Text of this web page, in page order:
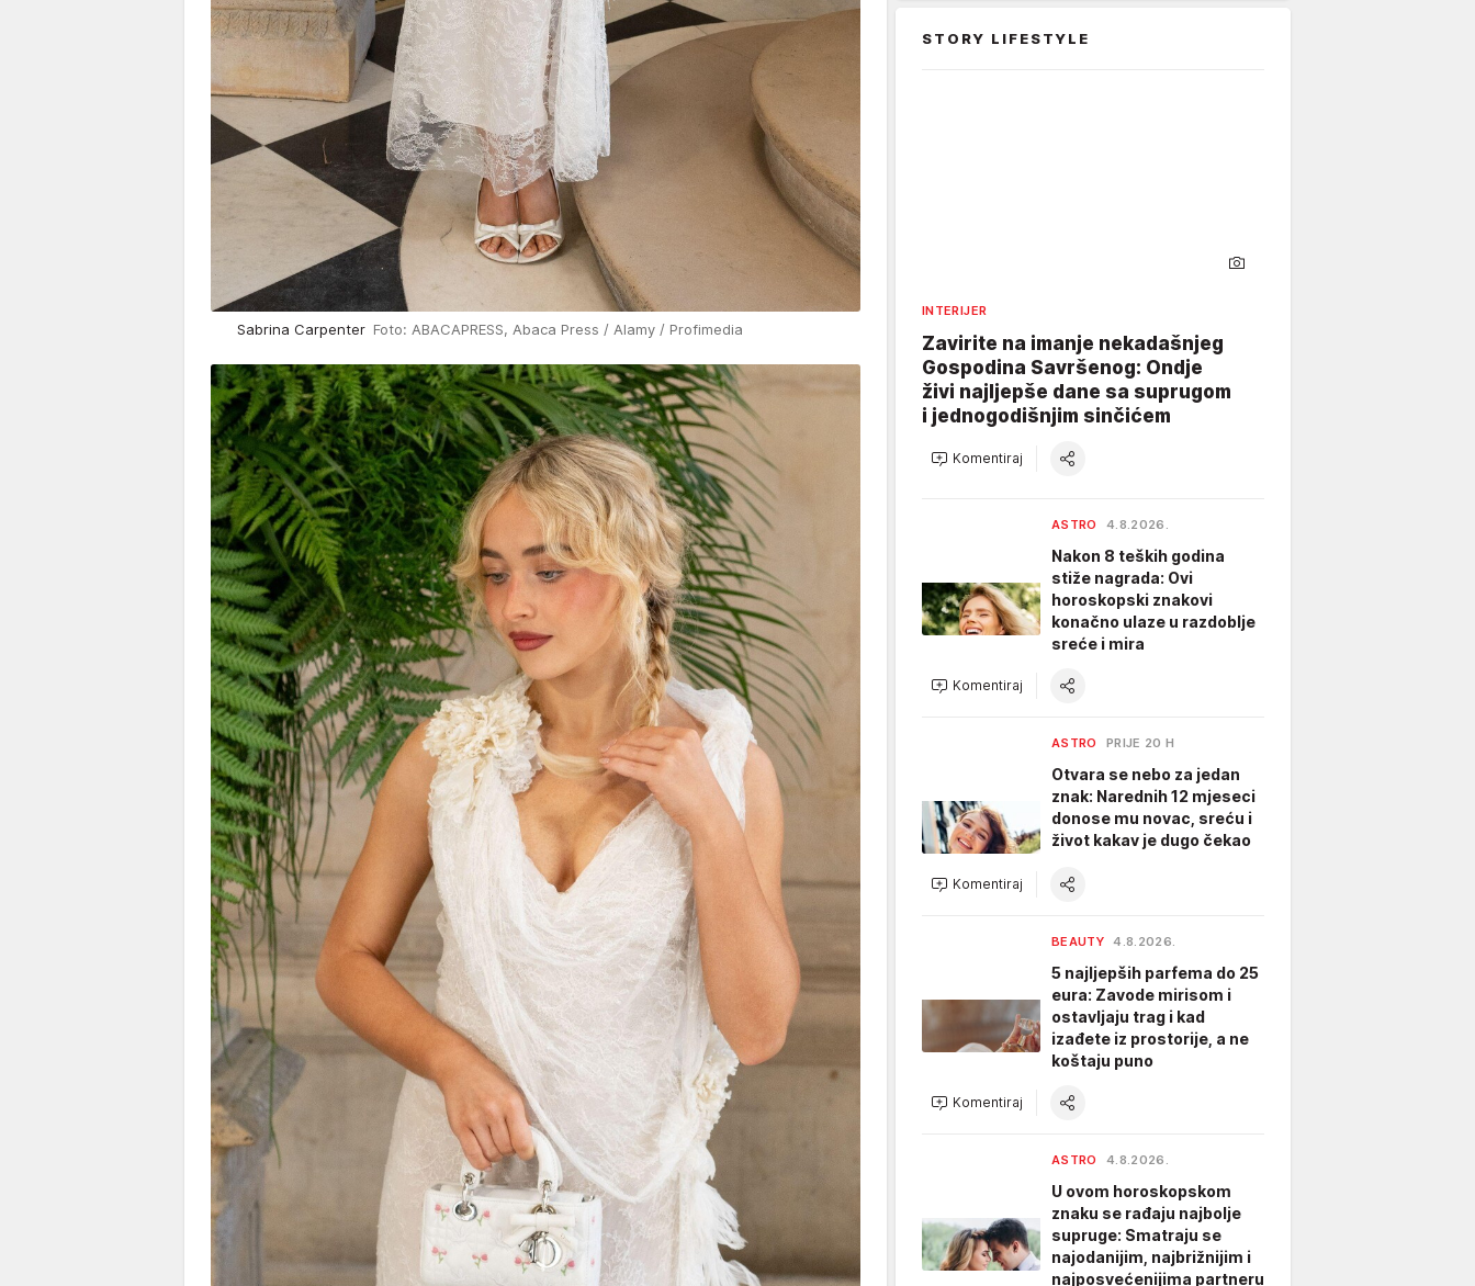
Sabrina Carpenter Foto: ABACAPRESS, Abaca Press / Alamy / Profimedia
STORY LIFESTYLE
INTERIJER
Zavirite na imanje nekadašnjeg
Gospodina Savršenog: Ondje
živi najljepše dane sa suprugom
i jednogodišnjim sinčićem
Komentiraj
ASTRO 4.8.2026.
Nakon 8 teških godina
stiže nagrada: Ovi
horoskopski znakovi
konačno ulaze u razdoblje
sreće i mira
Komentiraj
ASTRO PRIJE 20 H
Otvara se nebo za jedan
znak: Narednih 12 mjeseci
donose mu novac, sreću i
život kakav je dugo čekao
Komentiraj
BEAUTY 4.8.2026.
5 najljepših parfema do 25
eura: Zavode mirisom i
ostavljaju trag i kad
izađete iz prostorije, a ne
koštaju puno
Komentiraj
ASTRO 4.8.2026.
U ovom horoskopskom
znaku se rađaju najbolje
supruge: Smatraju se
najodanijim, najbrižnijim i
najposvećenijima partneru